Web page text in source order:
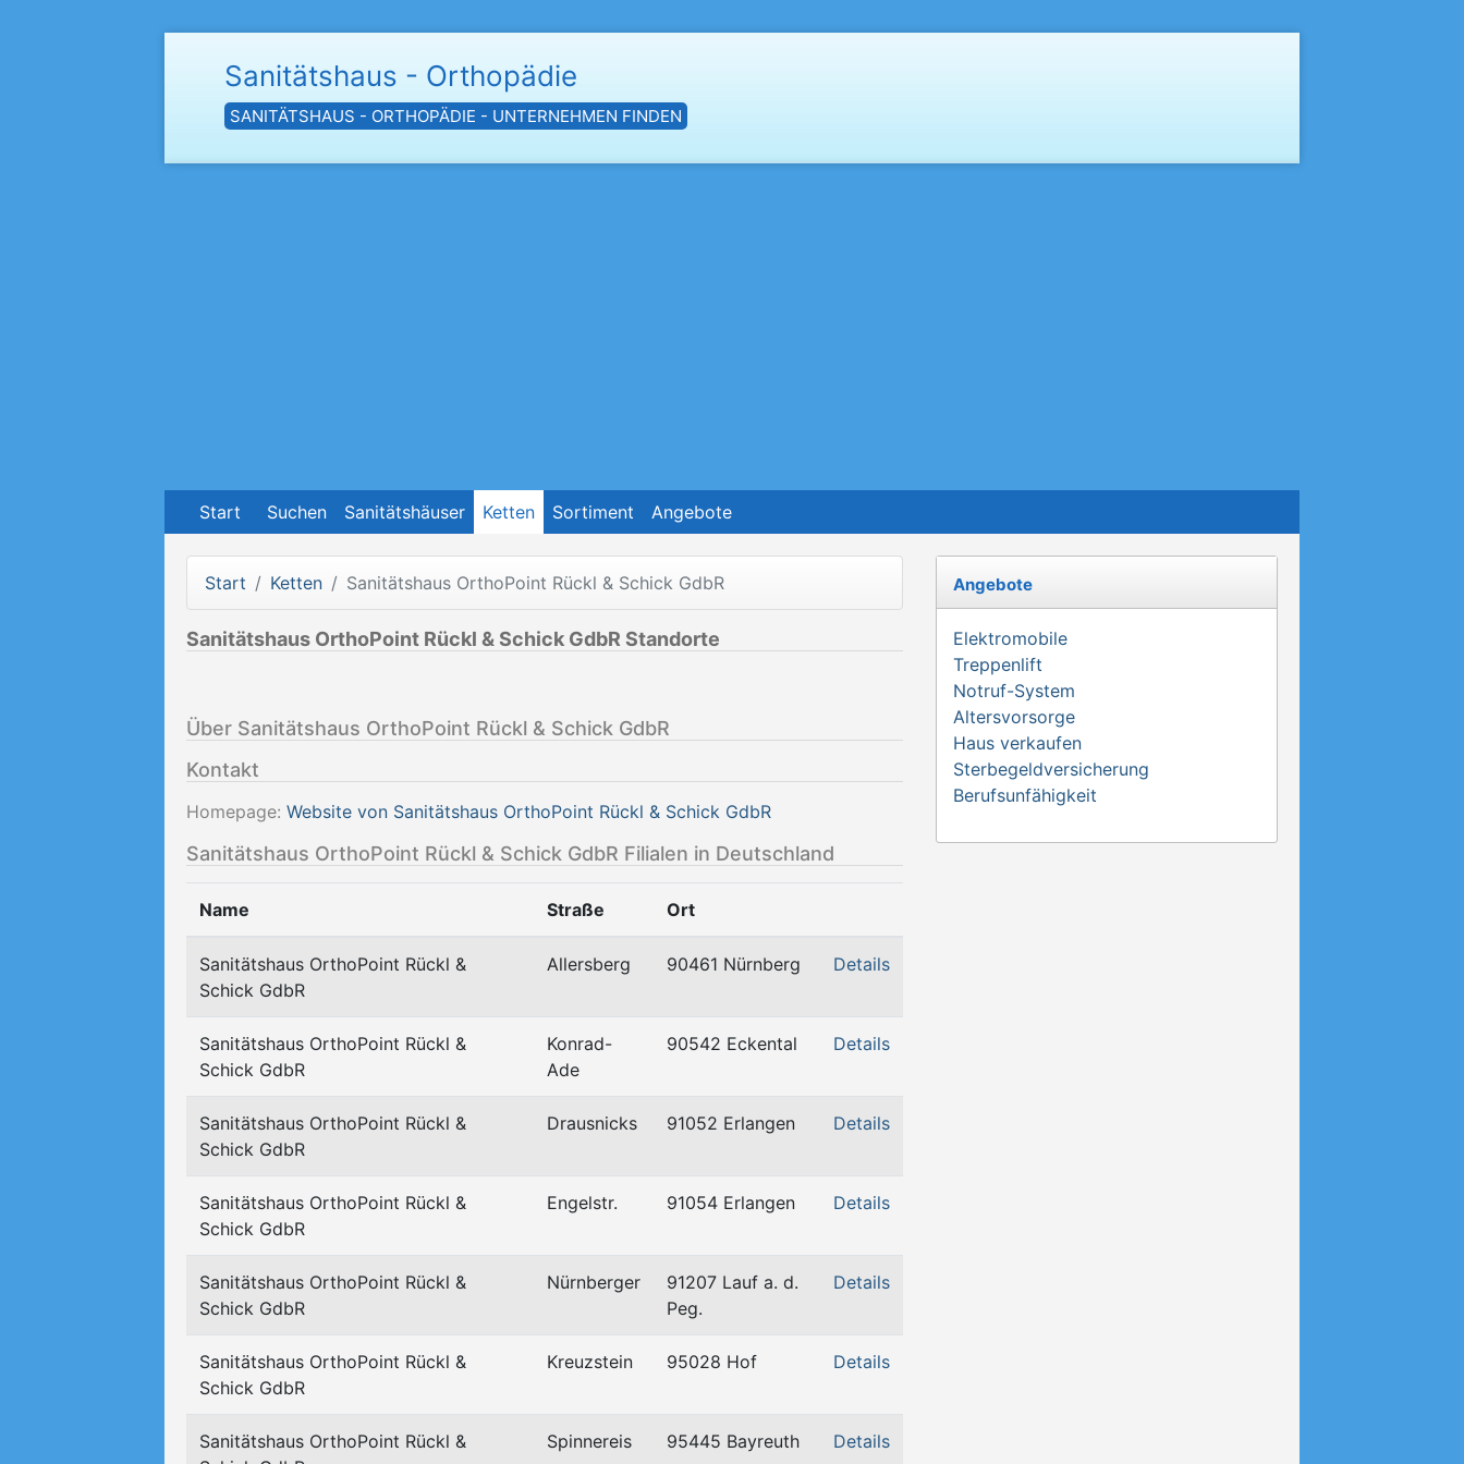
Sanitätshaus - Orthopädie
SANITÄTSHAUS - ORTHOPÄDIE - UNTERNEHMEN FINDEN
Start Suchen Sanitätshäuser Ketten Sortiment Angebote
Start Ketten Sanitätshaus OrthoPoint Rückl & Schick GdbR
Sanitätshaus OrthoPoint Rückl & Schick GdbR Standorte
Über Sanitätshaus OrthoPoint Rückl & Schick GdbR
Kontakt
Homepage: Website von Sanitätshaus OrthoPoint Rückl & Schick GdbR
Sanitätshaus OrthoPoint Rückl & Schick GdbR Filialen in Deutschland
Name Straße Ort
Sanitätshaus OrthoPoint Rückl &
Schick GdbR
Allersberg 90461 Nürnberg Details
Sanitätshaus OrthoPoint Rückl &
Schick GdbR
Konrad-
Ade
90542 Eckental Details
Sanitätshaus OrthoPoint Rückl &
Schick GdbR
Drausnicks 91052 Erlangen Details
Sanitätshaus OrthoPoint Rückl &
Schick GdbR
Engelstr. 91054 Erlangen Details
Sanitätshaus OrthoPoint Rückl &
Schick GdbR
Nürnberger
91207 Lauf a. d.
Peg.
Details
Sanitätshaus OrthoPoint Rückl &
Schick GdbR
Kreuzstein 95028 Hof Details
Sanitätshaus OrthoPoint Rückl &
Spinnereis 95445 Bayreuth Details
Angebote
Elektromobile
Treppenlift
Notruf-System
Altersvorsorge
Haus verkaufen
Sterbegeldversicherung
Berufsunfähigkeit